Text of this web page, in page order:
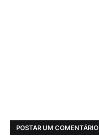
POSTAR UM COMENTÁRIO